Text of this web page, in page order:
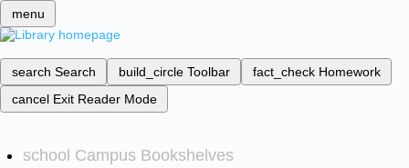
menu
search Search build_circle Toolbar fact_check Homework
cancel Exit Reader Mode
school Campus Bookshelves